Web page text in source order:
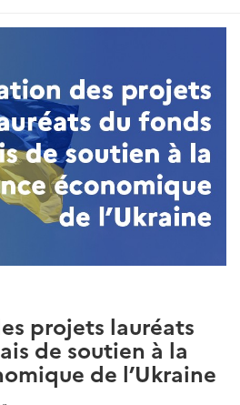
projets lauréats
de soutien à la
de l’Ukraine